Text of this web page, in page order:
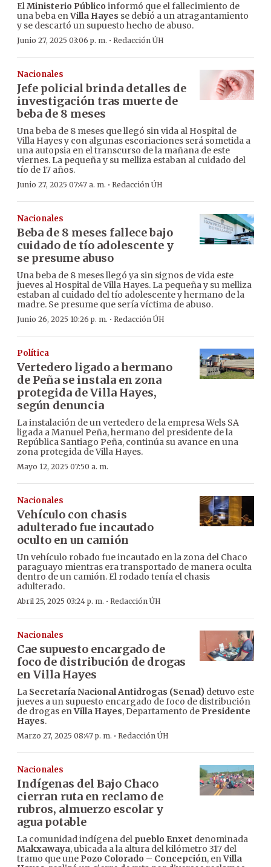
ElMinisterio Público informó que el fallecimiento de
una beba enVilla Hayes se debió a un atragantamiento
y se descartó un supuesto hecho de abuso.
Junio 27, 2025 03:06 p. m. · Redacción ÚH
Nacionales
Jefe policial brinda detalles de
investigación tras muerte de
beba de 8 meses
Una beba de 8 meses que llegó sin vida al Hospital de
Villa Hayes y con algunas escoriaciones será sometida a
una autopsia en el transcurso de la mañana de este
viernes. La pequeña y su melliza estaban al cuidado del
tío de 17 años.
Junio 27, 2025 07:47 a. m. · Redacción ÚH
Nacionales
Beba de 8 meses fallece bajo
cuidado de tío adolescente y
se presume abuso
Una beba de 8 meses llegó ya sin signos de vida este
jueves al Hospital de Villa Hayes. La pequeña y su melliza
estaban al cuidado del tío adolescente y hermano de la
madre. Se presume que sería víctima de abuso.
Junio 26, 2025 10:26 p. m. · Redacción ÚH
Política
Vertedero ligado a hermano
de Peña se instala en zona
protegida de Villa Hayes,
según denuncia
La instalación de un vertedero de la empresa Wels SA
ligada a Manuel Peña, hermano del presidente de la
República Santiago Peña, continúa su avance en una
zona protegida de Villa Hayes.
Mayo 12, 2025 07:50 a. m.
Nacionales
Vehículo con chasis
adulterado fue incautado
oculto en un camión
Un vehículo robado fue incautado en la zona del Chaco
paraguayo mientras era transportado de manera oculta
dentro de un camión. El rodado tenía el chasis
adulterado.
Abril 25, 2025 03:24 p. m. · Redacción ÚH
Nacionales
Cae supuesto encargado de
foco de distribución de drogas
en Villa Hayes
La Secretaría Nacional Antidrogas (Senad) detuvo este
jueves a un supuesto encargado de foco de distribución
de drogas enVilla Hayes, Departamento de Presidente
Hayes.
Marzo 27, 2025 08:47 p. m. · Redacción ÚH
Nacionales
Indígenas del Bajo Chaco
cierran ruta en reclamo de
rubros, almuerzo escolar y
agua potable
La comunidad indígena del pueblo Enxet denominada
Makxawaya, ubicada a la altura del kilómetro 317 del
tramo que une Pozo Colorado – Concepción, enVilla